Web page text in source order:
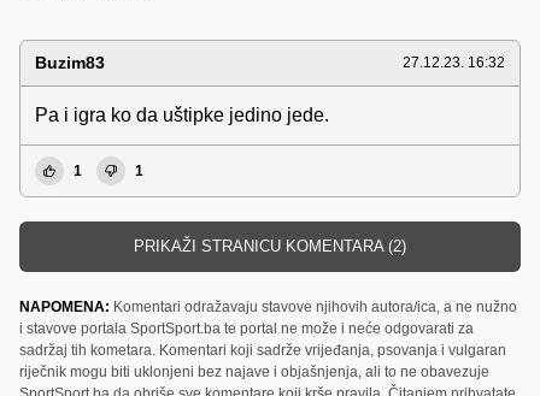
Buzim83 27.12.23. 16:32
Pa i igra ko da uštipke jedino jede.
1 1
PRIKAŽI STRANICU KOMENTARA (2)
NAPOMENA: Komentari odražavaju stavove njihovih autora/ica, a ne nužno
i stavove portala SportSport.ba te portal ne može i neće odgovarati za
sadržaj tih kometara. Komentari koji sadrže vrijeđanja, psovanja i vulgaran
riječnik mogu biti uklonjeni bez najave i objašnjenja, ali to ne obavezuje